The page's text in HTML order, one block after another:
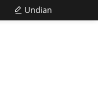
Undian